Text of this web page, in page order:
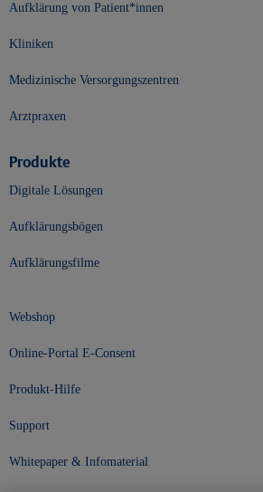
Aufklärung von Patient*innen
Kliniken
Medizinische Versorgungszentren
Arztpraxen
Produkte
Digitale Lösungen
Aufklärungsbögen
Aufklärungsfilme
Webshop
Online-Portal E-Consent
Produkt-Hilfe
Support
Whitepaper & Infomaterial